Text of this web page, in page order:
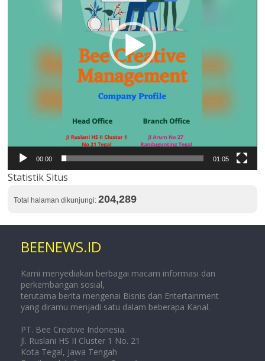
00:00 01:05
Statistik Situs
Total halaman dikunjungi:204,289
BEENEWS.ID
Kami menyediakan berbagai macam informasi dan
perkembangan sosial,
terutama berita mengenai Bisnis dan Entertainment
yang diramu menjadi satu dalam beberapa Kanal.
PT. Bee Creative Indonesia.
Jl. Ruslani HS II Cluster 1 No. 21
Kota Tegal, Jawa Tengah